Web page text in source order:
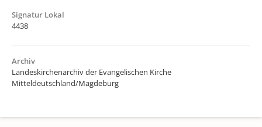
Signatur Lokal
4438
Archiv
Landeskirchenarchiv der Evangelischen Kirche
Mitteldeutschland/Magdeburg